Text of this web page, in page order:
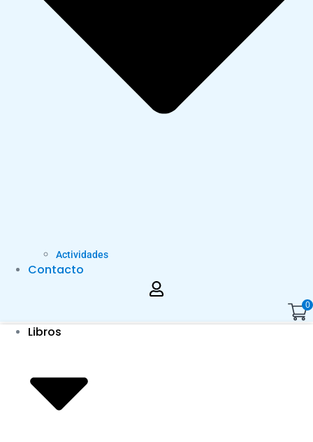
Actividades
Contacto
0
Libros